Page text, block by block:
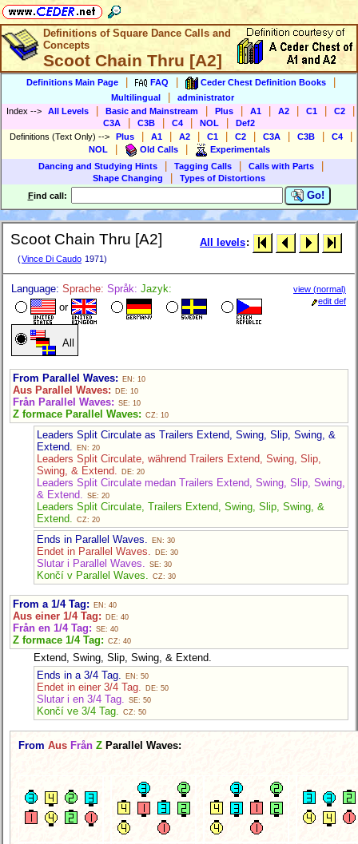
Definitions of Square Dance Calls and
Concepts
Scoot Chain Thru [A2]
Definitions Main Page FAQ Ceder Chest Definition Books
Multilingual
administrator
Index --> All Levels Basic and Mainstream Plus A1 A2 C1 C2
C3A C3B C4 NOL
Def2
Definitions (Text Only) --> Plus A1 A2 C1 C2 C3A C3B C4
NOL Old Calls
Experimentals
Dancing and Studying Hints
Tagging Calls Calls with Parts
Shape Changing
Types of Distortions
Find call: Go!
Scoot Chain Thru [A2]
(Vince Di Caudo 1971)
All levels:
Language: Sprache: Språk: Jazyk:
or
All
view (normal)
edit def
From Parallel Waves: EN: 10
Aus Parallel Waves: DE: 10
Från Parallel Waves: SE: 10
Z formace Parallel Waves: CZ: 10
Leaders Split Circulate as Trailers Extend, Swing, Slip, Swing, &
Extend.
EN: 20
Leaders Split Circulate, während Trailers Extend, Swing, Slip,
Swing, & Extend.
DE: 20
Leaders Split Circulate medan Trailers Extend, Swing, Slip, Swing,
& Extend.
SE: 20
Leaders Split Circulate, Trailers Extend, Swing, Slip, Swing, &
Extend.
CZ: 20
Ends in Parallel Waves. EN: 30
Endet in Parallel Waves. DE: 30
Slutar i Parallel Waves. SE: 30
Končí v Parallel Waves. CZ: 30
From a 1/4 Tag: EN: 40
Aus einer 1/4 Tag: DE: 40
Från en 1/4 Tag: SE: 40
Z formace 1/4 Tag: CZ: 40
Extend, Swing, Slip, Swing, & Extend.
Ends in a 3/4 Tag.
EN: 50
Endet in einer 3/4 Tag. DE: 50
Slutar i en 3/4 Tag. SE: 50
Končí ve 3/4 Tag. CZ: 50
From Aus Från Z Parallel Waves: